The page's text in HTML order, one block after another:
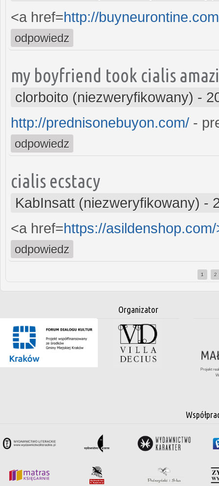
<a href=http://
odpowiedz
my boyfriend took cialis
clorboito (niezweryfikowany) -
http://prednisonebuyon.com/ -
odpowiedz
cialis ecstacy
KabInsatt (niezweryfikowany) -
<a href=https://
odpowiedz
1 2
Organizator
Projekt